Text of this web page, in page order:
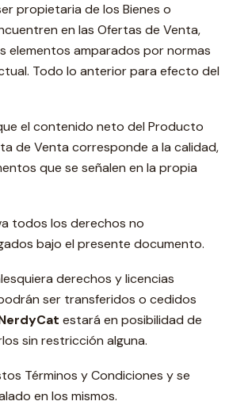
propietaria de los Bienes o
en las Ofertas de Venta,
elementos amparados por normas
Todo lo anterior para efecto del
el contenido neto del Producto
de Venta corresponde a la calidad,
que se señalen en la propia
todos los derechos no
bajo el presente documento.
derechos y licencias
ser transferidos o cedidos
estará en posibilidad de
sin restricción alguna.
Términos y Condiciones y se
en los mismos.